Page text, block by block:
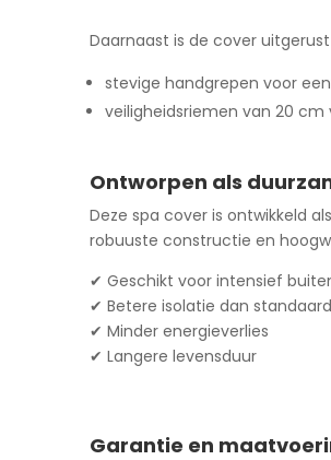
Daarnaast is de cover
stevige handgrepen voor
veiligheidsriemen van 20
Ontworpen als
Deze spa cover is ontwikkeld als
robuuste constructie en
✔ Geschikt voor intensief
✔ Betere isolatie dan
✔ Minder energieverlies
✔ Langere levensduur
Garantie en